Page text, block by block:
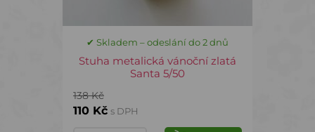
✔ Skladem – odeslání do 2 dnů
Stuha metalická vánoční zlatá
Santa 5/50
138 Kč
110 Kč s DPH